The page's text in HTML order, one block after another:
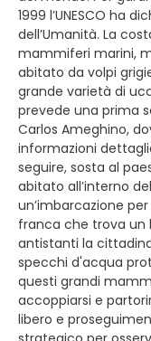
1999 l’UNESCO ha
dell’Umanità. La
mammiferi marini,
abitato da volpi
grande varietà di
prevede una prima
Carlos Ameghino,
informazioni
seguire, sosta al
abitato all’interno
un’imbarcazione
franca che trova un
antistanti la
specchi d'acqua
questi grandi
accoppiarsi e
libero e